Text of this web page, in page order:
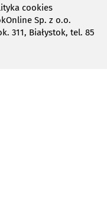
cookies
Sp. z o.o.
311, Białystok, tel. 85